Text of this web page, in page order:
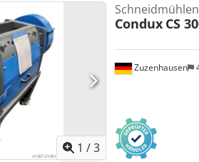
1 /3
Zuzenhausen
Schneidmühlen
Condux CS